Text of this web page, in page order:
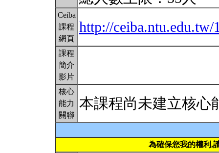
Ceiba
課程
網頁
http://ceiba.ntu.edu.tw/
課程
簡介
影片
核心
能力
關聯
本課程尚未建立核心
為確保您我的權利,